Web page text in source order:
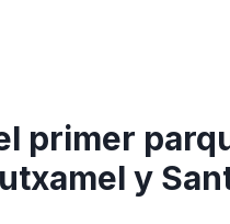
primer
y